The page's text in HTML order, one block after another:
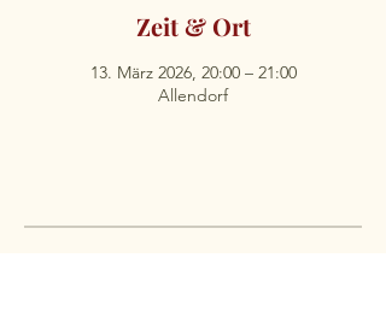
Zeit & Ort
13. März 2026, 20:00 – 21:00
Allendorf